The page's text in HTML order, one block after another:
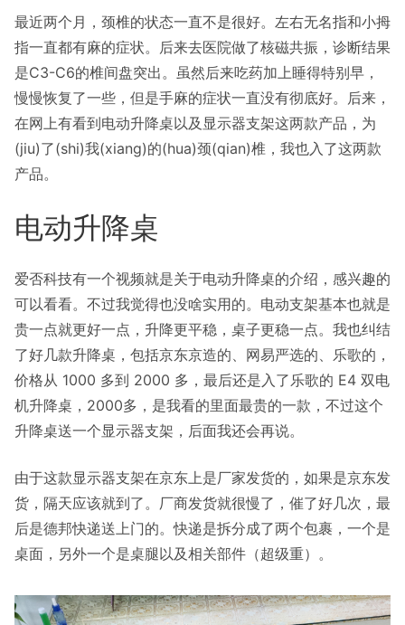
Tags
最近两个月，颈椎的状态一直不是很好。左右无名指和小拇
指一直都有麻的症状。后来去医院做了核磁共振，诊断结果
是C3-C6的椎间盘突出。虽然后来吃药加上睡得特别早，
慢慢恢复了一些，但是手麻的症状一直没有彻底好。后来，
在网上有看到电动升降桌以及显示器支架这两款产品，为
(jiu)了(shi)我(xiang)的(hua)颈(qian)椎，我也入了这两款
产品。
电动升降桌
爱否科技有一个视频就是关于电动升降桌的介绍，感兴趣的
可以看看。不过我觉得也没啥实用的。电动支架基本也就是
贵一点就更好一点，升降更平稳，桌子更稳一点。我也纠结
了好几款升降桌，包括京东京造的、网易严选的、乐歌的，
价格从 1000 多到 2000 多，最后还是入了乐歌的 E4 双电
机升降桌，2000多，是我看的里面最贵的一款，不过这个
升降桌送一个显示器支架，后面我还会再说。
由于这款显示器支架在京东上是厂家发货的，如果是京东发
货，隔天应该就到了。厂商发货就很慢了，催了好几次，最
后是德邦快递送上门的。快递是拆分成了两个包裹，一个是
桌面，另外一个是桌腿以及相关部件（超级重）。